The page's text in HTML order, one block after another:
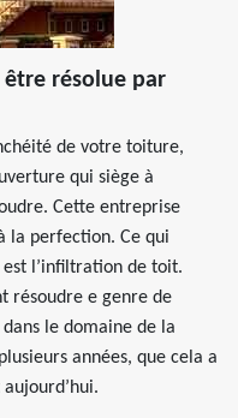
résolue par
de votre toiture,
qui siège à
Cette entreprise
la perfection. Ce qui
l’infiltration de toit.
résoudre e genre de
le domaine de la
années, que cela a